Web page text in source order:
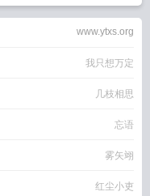
www.ytxs.org
我只想万定
几枝相思
忘语
雾矢翊
红尘小吏